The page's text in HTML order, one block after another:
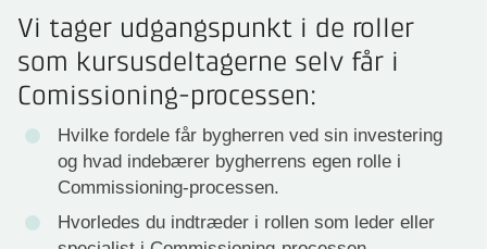
Vi tager udgangspunkt i de roller
som kursusdeltagerne selv får i
Comissioning-processen:
Hvilke fordele får bygherren ved sin investering
og hvad indebærer bygherrens egen rolle i
Commissioning-processen.
Hvorledes du indtræder i rollen som leder eller